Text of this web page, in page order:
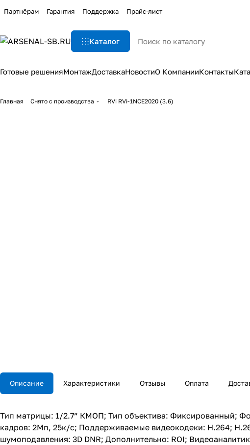
Партнёрам Гарантия Поддержка Прайс-лист
Каталог
Готовые решенияМонтажДоставкаНовостиО КомпанииКонтакты
Главная Снято с производства RVi RVi-1NCE2020 (3.6)
Описание Характеристики Отзывы Оплата
Тип матрицы: 1/2.7” КМОП; Тип объектива: Фиксированный;
кадров: 2Мп, 25к/с; Поддерживаемые видеокодеки: H.264;
шумоподавления: 3D DNR; Дополнительно: ROI;